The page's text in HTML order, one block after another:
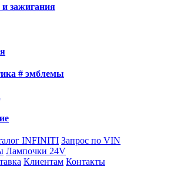
зажигания
# эмблемы
INFINITI Запрос по VIN
Лампочки 24V
Клиентам Контакты